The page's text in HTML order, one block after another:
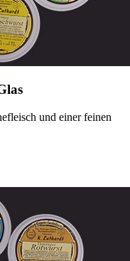
und einer feinen